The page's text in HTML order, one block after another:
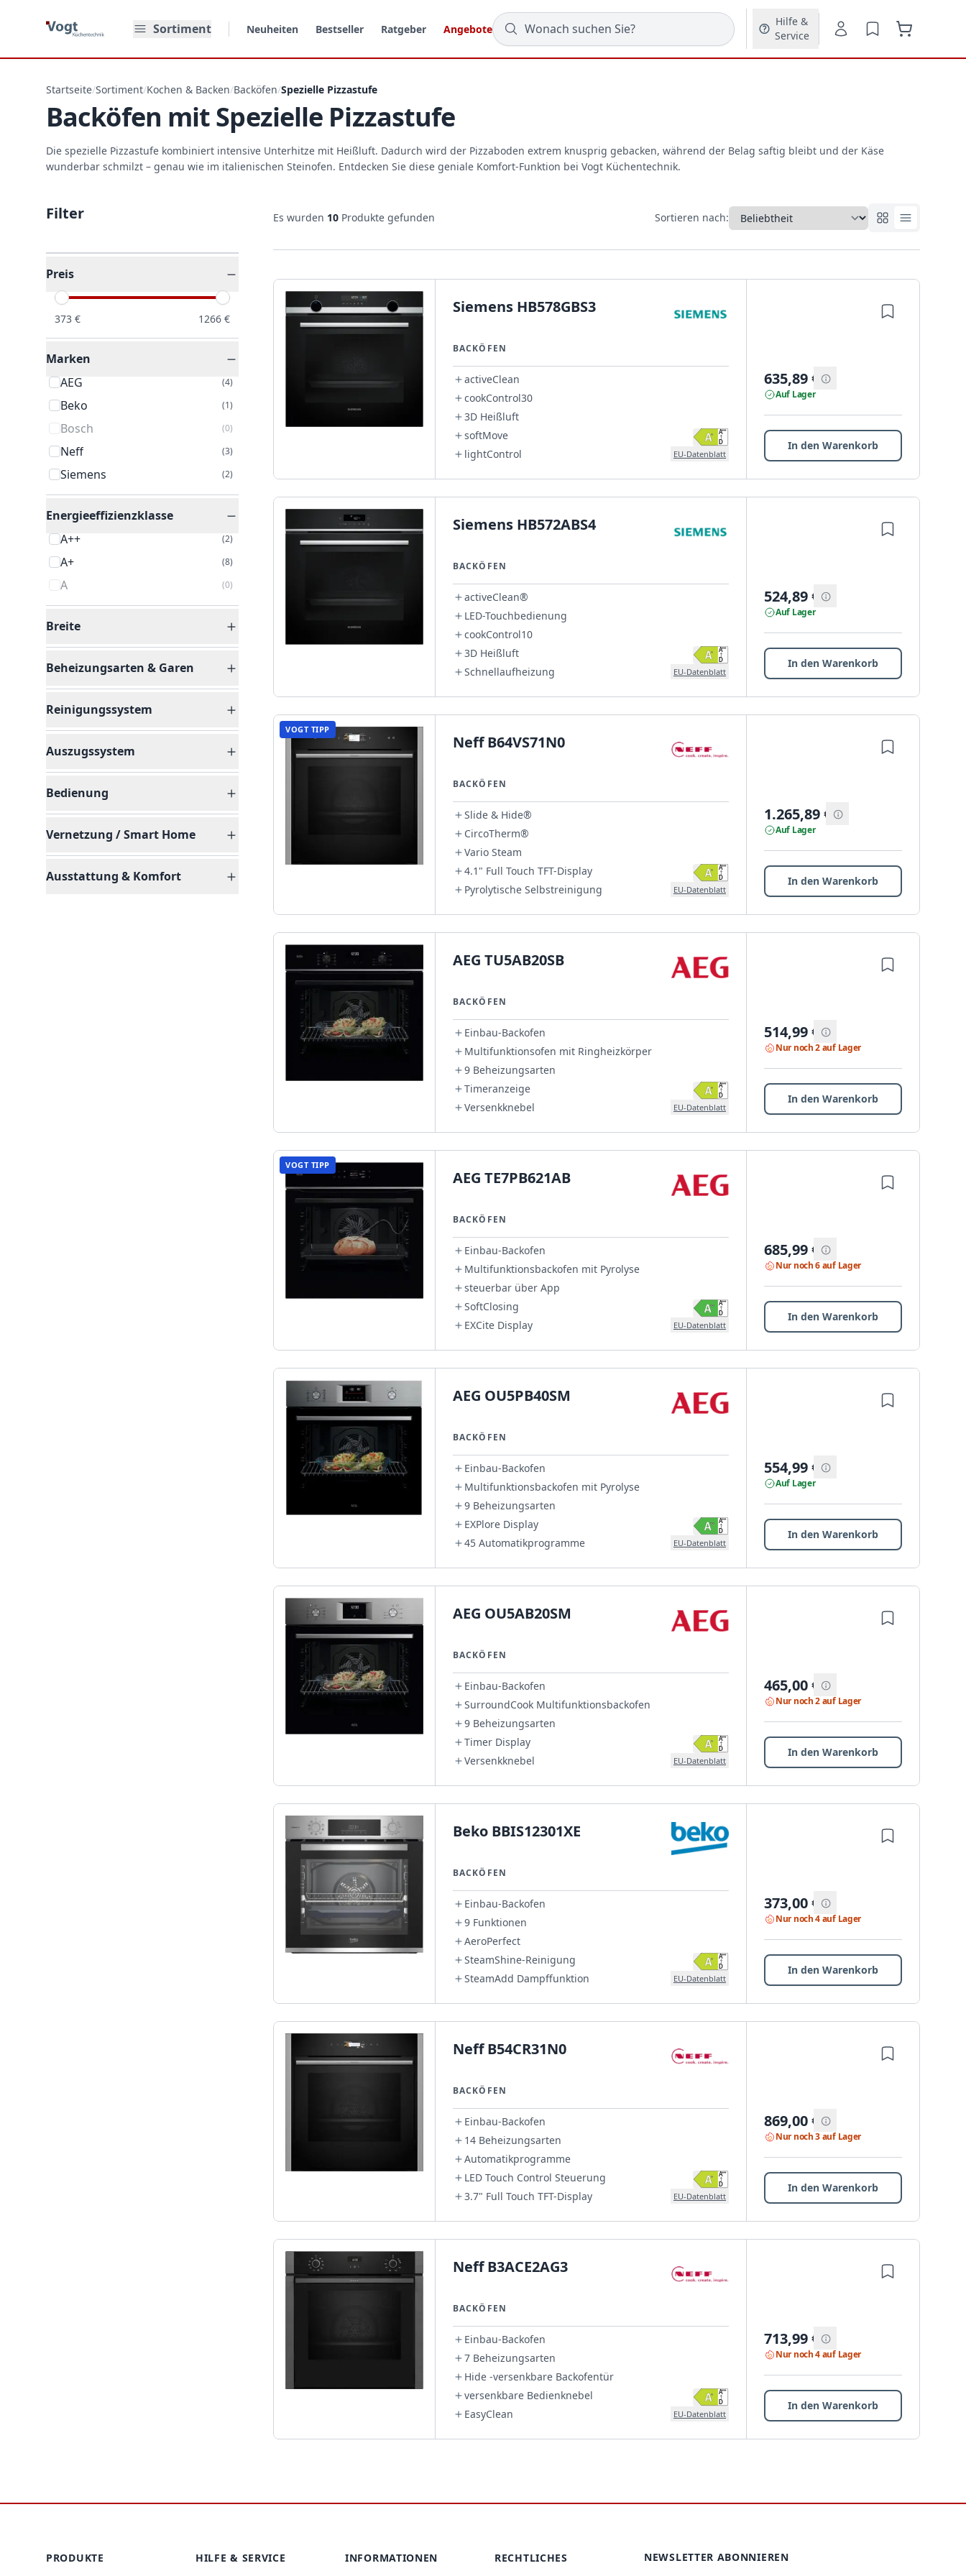
Sortiment
Neuheiten Bestseller Ratgeber Angebote
Hilfe &
Service
Startseite/Sortiment/Kochen & Backen/Backöfen/Spezielle Pizzastufe
Backöfen mit Spezielle Pizzastufe
Die spezielle Pizzastufe kombiniert intensive Unterhitze mit Heißluft. Dadurch wird der Pizzaboden extrem knusprig gebacken, während der Belag saftig bleibt und der Käse
wunderbar schmilzt – genau wie im italienischen Steinofen. Entdecken Sie diese geniale Komfort-Funktion bei Vogt Küchentechnik.
Filter
Preis
373 € 1266 €
Marken
AEG
(4)
Beko (1)
Bosch (0)
Neff (3)
Siemens (2)
Energieeffizienzklasse
A++
(2)
A+ (8)
A (0)
Breite
Beheizungsarten & Garen
Reinigungssystem
Auszugssystem
Bedienung
Vernetzung / Smart Home
Ausstattung & Komfort
Es wurden 10 Produkte gefunden Sortieren nach:
Siemens HB578GBS3
BACKÖFEN
activeClean
cookControl30
3D Heißluft
softMove
lightControl
EU-Datenblatt
635,89€
Auf Lager
In den Warenkorb
Siemens HB572ABS4
BACKÖFEN
activeClean®
LED-Touchbedienung
cookControl10
3D Heißluft
Schnellaufheizung
EU-Datenblatt
524,89€
Auf Lager
In den Warenkorb
VOGT TIPP
Neff B64VS71N0
BACKÖFEN
Slide & Hide®
CircoTherm®
Vario Steam
4.1" Full Touch TFT-Display
Pyrolytische Selbstreinigung
EU-Datenblatt
1.265,89€
Auf Lager
In den Warenkorb
AEG TU5AB20SB
BACKÖFEN
Einbau-Backofen
Multifunktionsofen mit Ringheizkörper
9 Beheizungsarten
Timeranzeige
Versenkknebel
EU-Datenblatt
514,99€
Nur noch 2 auf Lager
In den Warenkorb
VOGT TIPP
AEG TE7PB621AB
BACKÖFEN
Einbau-Backofen
Multifunktionsbackofen mit Pyrolyse
steuerbar über App
SoftClosing
EXCite Display
EU-Datenblatt
685,99€
Nur noch 6 auf Lager
In den Warenkorb
AEG OU5PB40SM
BACKÖFEN
Einbau-Backofen
Multifunktionsbackofen mit Pyrolyse
9 Beheizungsarten
EXPlore Display
45 Automatikprogramme
EU-Datenblatt
554,99€
Auf Lager
In den Warenkorb
AEG OU5AB20SM
BACKÖFEN
Einbau-Backofen
SurroundCook Multifunktionsbackofen
9 Beheizungsarten
Timer Display
Versenkknebel
EU-Datenblatt
465,00€
Nur noch 2 auf Lager
In den Warenkorb
Beko BBIS12301XE
BACKÖFEN
Einbau-Backofen
9 Funktionen
AeroPerfect
SteamShine-Reinigung
SteamAdd Dampffunktion
EU-Datenblatt
373,00€
Nur noch 4 auf Lager
In den Warenkorb
Neff B54CR31N0
BACKÖFEN
Einbau-Backofen
14 Beheizungsarten
Automatikprogramme
LED Touch Control Steuerung
3.7" Full Touch TFT-Display
EU-Datenblatt
869,00€
Nur noch 3 auf Lager
In den Warenkorb
Neff B3ACE2AG3
BACKÖFEN
Einbau-Backofen
7 Beheizungsarten
Hide -versenkbare Backofentür
versenkbare Bedienknebel
EasyClean
EU-Datenblatt
713,99€
Nur noch 4 auf Lager
In den Warenkorb
PRODUKTE HILFE & SERVICE INFORMATIONEN RECHTLICHES NEWSLETTER ABONNIEREN